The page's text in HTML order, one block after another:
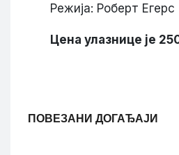
Режија: Роберт Егерс
Цена улазнице је
ПОВЕЗАНИ ДОГАЂАЈИ